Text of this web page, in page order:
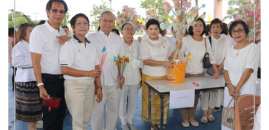
ตัว
ยาง
ชนิด
ผง-
ผงขาว”
โรงงาน
ประกาศ
ปฏิเสธ
รับ
ซื้อ